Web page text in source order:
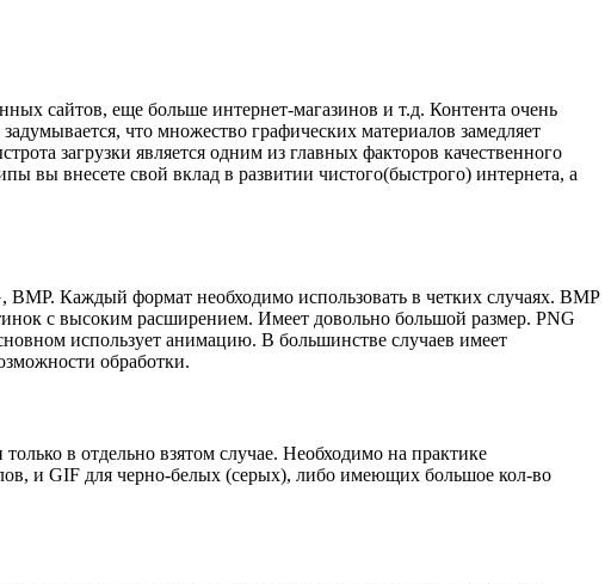
сайтов, еще больше интернет-магазинов и т.д. Контента очень
что множество графических материалов замедляет
загрузки является одним из главных факторов качественного
вы внесете свой вклад в развитии чистого(быстрого) интернета, а
Каждый формат необходимо использовать в четких случаях. BMP
с высоким расширением. Имеет довольно большой размер. PNG
использует анимацию. В большинстве случаев имеет
обработки.
в отдельно взятом случае. Необходимо на практике
и GIF для черно-белых (серых), либо имеющих большое кол-во